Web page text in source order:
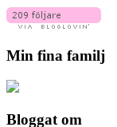
Min fina familj
Bloggat om